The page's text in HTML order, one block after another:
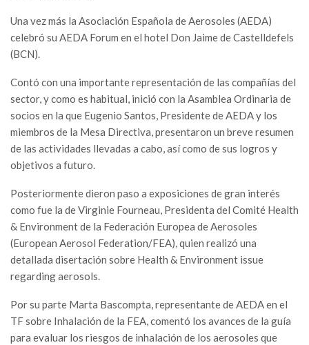
Una vez más la Asociación Española de Aerosoles (AEDA)
celebró su AEDA Forum en el hotel Don Jaime de Castelldefels
(BCN).
Contó con una importante representación de las compañías del
sector, y como es habitual, inició con la Asamblea Ordinaria de
socios en la que Eugenio Santos, Presidente de AEDA y los
miembros de la Mesa Directiva, presentaron un breve resumen
de las actividades llevadas a cabo, así como de sus logros y
objetivos a futuro.
Posteriormente dieron paso a exposiciones de gran interés
como fue la de Virginie Fourneau, Presidenta del Comité Health
& Environment de la Federación Europea de Aerosoles
(European Aerosol Federation/FEA), quien realizó una
detallada disertación sobre Health & Environment issue
regarding aerosols.
Por su parte Marta Bascompta, representante de AEDA en el
TF sobre Inhalación de la FEA, comentó los avances de la guía
para evaluar los riesgos de inhalación de los aerosoles que